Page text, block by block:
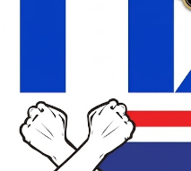
ข้อมูลพื้น
ฐานสถาน
ศึกษา
ประกาศราย
ชื่อผู้ผ่าน
การคัด